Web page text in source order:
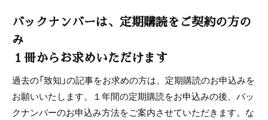
バックナンバーは、定期購読をご契約の方の
み
１冊からお求めいただけます
過去の「致知」の記事をお求めの方は、定期購読のお申込みを
お願いいたします。１年間の定期購読をお申込みの後、バッ
クナンバーのお申込み方法をご案内させていただきます。な